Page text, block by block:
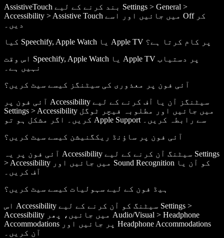
AssistiveTouch بند کرنے کے لیے Settings > General >
Accessibility > Assistive Touch میں جائیں اور اسے Off کر
دیں۔
کیا Speechify, Apple Watch یا Apple TV پر کام کرتا ہے؟
اس وقت Speechify, Apple Watch یا Apple TV پر دستیاب
نہیں ہے۔
آئی فون پر معذوری کی سیٹنگز کیسے سیٹ کریں؟
آئی فون پر Accessibility سیٹنگز آن یا آف کرنے کے لیے
Settings > Accessibility میں جائیں اور مطلوبہ فیچر ٹوگل
کریں۔ اگر مشکل ہو تو Apple Support سے رابطہ کریں۔
آئی فون پر ساؤنڈ ریکگنیشن کیسے سیٹ کریں؟
آئی فون پر یہ Accessibility سیٹنگ آن کرنے کے لیے Settings
> Accessibility میں جائیں اور Sound Recognition کو آن یا
آف کریں۔
ہیڈ فون کے لیے سہولیات کیسے سیٹ کریں؟
اس Accessibility سیٹنگ کو آن کرنے کے لیے Settings >
Accessibility میں جائیں، پھر Audio/Visual > Headphone
Accommodations پر جائیں اور Headphone Accommodations
آن کریں۔